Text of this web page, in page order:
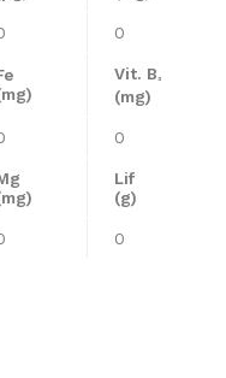
0
Vit. B³
(mg)
0
Lif
(g)
0